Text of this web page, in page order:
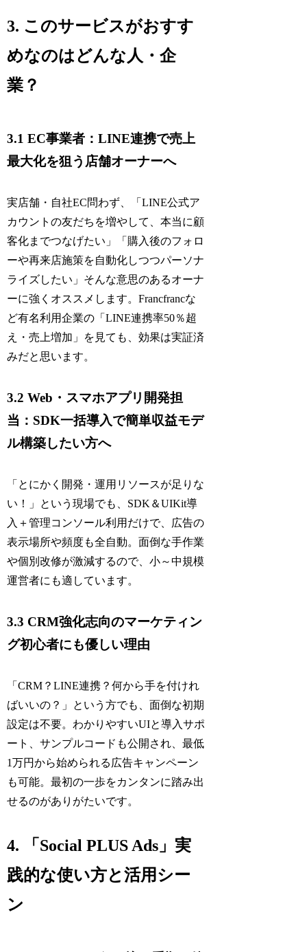
3. このサービスがおすす
めなのはどんな人・企
業？
3.1 EC事業者：LINE連携で売上
最大化を狙う店舗オーナーへ
実店舗・自社EC問わず、「LINE公式ア
カウントの友だちを増やして、本当に顧
客化までつなげたい」「購入後のフォロ
ーや再来店施策を自動化しつつパーソナ
ライズしたい」そんな意思のあるオーナ
ーに強くオススメします。Francfrancな
ど有名利用企業の「LINE連携率50％超
え・売上増加」を見ても、効果は実証済
みだと思います。
3.2 Web・スマホアプリ開発担
当：SDK一括導入で簡単収益モデ
ル構築したい方へ
「とにかく開発・運用リソースが足りな
い！」という現場でも、SDK＆UIKit導
入＋管理コンソール利用だけで、広告の
表示場所や頻度も全自動。面倒な手作業
や個別改修が激減するので、小～中規模
運営者にも適しています。
3.3 CRM強化志向のマーケティン
グ初心者にも優しい理由
「CRM？LINE連携？何から手を付けれ
ばいいの？」という方でも、面倒な初期
設定は不要。わかりやすいUIと導入サポ
ート、サンプルコードも公開され、最低
1万円から始められる広告キャンペーン
も可能。最初の一歩をカンタンに踏み出
せるのがありがたいです。
4. 「Social PLUS Ads」実
践的な使い方と活用シー
ン